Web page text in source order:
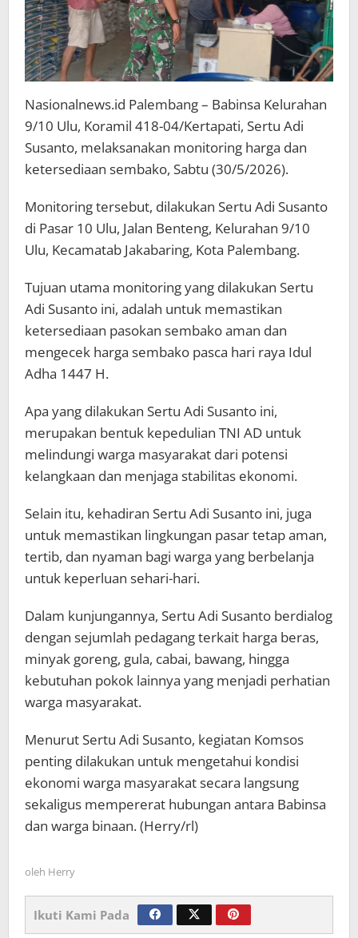
Nasionalnews.id Palembang – Babinsa Kelurahan
9/10 Ulu, Koramil 418-04/Kertapati, Sertu Adi
Susanto, melaksanakan monitoring harga dan
ketersediaan sembako, Sabtu (30/5/2026).
Monitoring tersebut, dilakukan Sertu Adi Susanto
di Pasar 10 Ulu, Jalan Benteng, Kelurahan 9/10
Ulu, Kecamatab Jakabaring, Kota Palembang.
Tujuan utama monitoring yang dilakukan Sertu
Adi Susanto ini, adalah untuk memastikan
ketersediaan pasokan sembako aman dan
mengecek harga sembako pasca hari raya Idul
Adha 1447 H.
Apa yang dilakukan Sertu Adi Susanto ini,
merupakan bentuk kepedulian TNI AD untuk
melindungi warga masyarakat dari potensi
kelangkaan dan menjaga stabilitas ekonomi.
Selain itu, kehadiran Sertu Adi Susanto ini, juga
untuk memastikan lingkungan pasar tetap aman,
tertib, dan nyaman bagi warga yang berbelanja
untuk keperluan sehari-hari.
Dalam kunjungannya, Sertu Adi Susanto berdialog
dengan sejumlah pedagang terkait harga beras,
minyak goreng, gula, cabai, bawang, hingga
kebutuhan pokok lainnya yang menjadi perhatian
warga masyarakat.
Menurut Sertu Adi Susanto, kegiatan Komsos
penting dilakukan untuk mengetahui kondisi
ekonomi warga masyarakat secara langsung
sekaligus mempererat hubungan antara Babinsa
dan warga binaan. (Herry/rl)
oleh Herry
Ikuti Kami Pada